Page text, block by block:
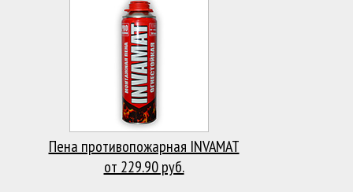
Пена противопожарная INVAMAT
от 229.90 руб.